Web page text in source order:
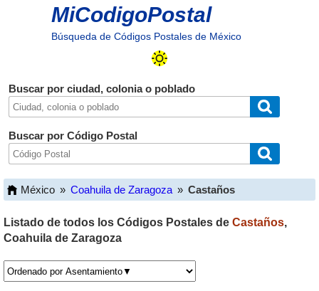
MiCodigoPostal
Búsqueda de Códigos Postales de México
Buscar por ciudad, colonia o poblado
Buscar por Código Postal
México » Coahuila de Zaragoza » Castaños
Listado de todos los Códigos Postales de Castaños,
Coahuila de Zaragoza